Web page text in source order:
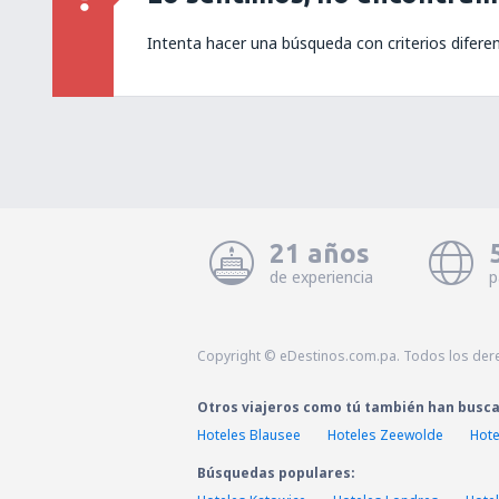
Intenta hacer una búsqueda con criterios
21 años
de experiencia
Copyright © eDestinos.com.pa. Todos los
Otros viajeros como tú también han
Hoteles Blausee
Hoteles Zeewolde
Búsquedas populares: